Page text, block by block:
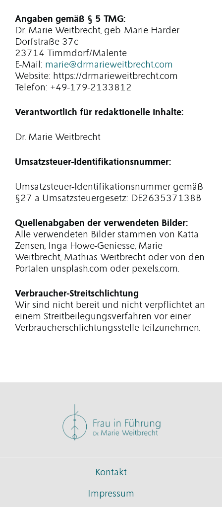
Angaben gemäß § 5 TMG:
Dr. Marie Weitbrecht, geb. Marie Harder
Dorfstraße 37c
23714 Timmdorf/Malente
E-Mail: marie@drmarieweitbrecht.com
Website: https://drmarieweitbrecht.com
Telefon: +49-179-2133812
Verantwortlich für redaktionelle Inhalte:
Dr. Marie Weitbrecht
Umsatzsteuer-Identifikationsnummer:
Umsatzsteuer-Identifikationsnummer gemäß
§27 a Umsatzsteuergesetz: DE263537138B
Quellenabgaben der verwendeten Bilder:
Alle verwendeten Bilder stammen von Katta
Zensen, Inga Howe-Geniesse, Marie
Weitbrecht, Mathias Weitbrecht oder von den
Portalen unsplash.com oder pexels.com.
Verbraucher-Streitschlichtung
Wir sind nicht bereit und nicht verpflichtet an
einem Streitbeilegungsverfahren vor einer
Verbraucherschlichtungsstelle teilzunehmen.
Kontakt
Impressum